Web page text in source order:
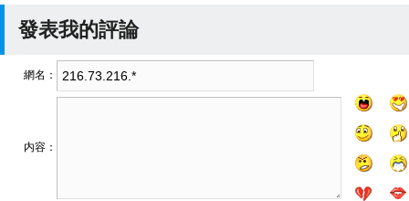
發表我的評論
網名：
内容：